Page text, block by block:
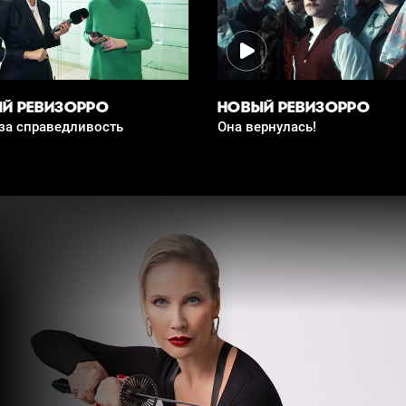
РЕВИЗОРРО
справедливость
НОВЫЙ РЕВИЗОРРО
Она вернулась!